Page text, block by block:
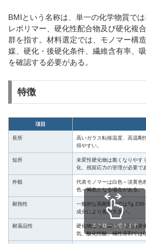
BMIという名称は、単一の化学物質で
レポリマー、硬化性配合物及び硬化複
群を指す。材料選定では、モノマー構
媒、硬化・後硬化条件、繊維含有率、
を確認する必要がある。
特徴
項目
長所
高いガラス転移温度、高温剛
得やすい。
短所
未変性硬化物は脆くなりやす
化、残留応力の管理が必要で
外観
代表モノマーは白色～淡黄色
色～褐色となる場合がある。
耐熱性
一般的な高耐熱系ではTg
成分により差が大きい。
耐薬品性
硬化物は油、燃料、脂肪族炭
気、酸化性酸、極性溶剤では
スクロールできます